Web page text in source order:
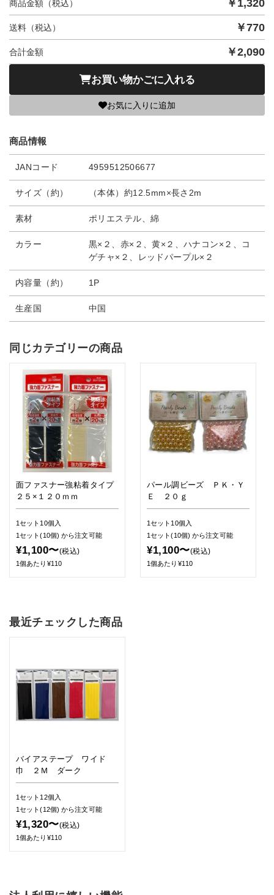
商品金額（税込） ￥ 1,320
送料（税込） ￥770
合計金額 ￥2,090
お買い物かごに入れる
お気に入りに追加
商品情報
JANコード 4959512506677
サイズ（約） （本体）約12.5mm×長さ2m
素材 ポリエステル、綿
カラー
黒×２、赤×２、黄×２、ハナコン×２、コ
ゲチャ×２、レッドパープル×２
内容量（約） 1P
生産国 中国
同じカテゴリーの商品
面ファスナー強粘着タイプ
２５×１２０ｍｍ
1セット10個入
1セット(10個)から注文可能
¥1,100〜(税込)
1個あたり¥110
パール調ビーズ ＰＫ・Ｙ
Ｅ ２０ｇ
1セット10個入
1セット(10個)から注文可能
¥1,100〜(税込)
1個あたり¥110
最近チェックした商品
バイアステープ ワイド
巾 ２Ｍ ダーク
1セット12個入
1セット(12個)から注文可能
¥1,320〜(税込)
1個あたり¥110